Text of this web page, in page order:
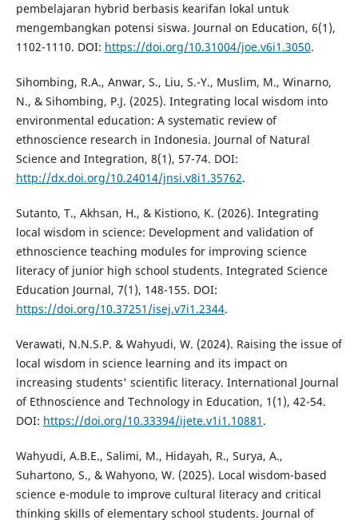
pembelajaran hybrid berbasis kearifan lokal untuk
mengembangkan potensi siswa. Journal on Education, 6(1),
1102-1110. DOI: https://doi.org/10.31004/joe.v6i1.3050.
Sihombing, R.A., Anwar, S., Liu, S.-Y., Muslim, M., Winarno,
N., & Sihombing, P.J. (2025). Integrating local wisdom into
environmental education: A systematic review of
ethnoscience research in Indonesia. Journal of Natural
Science and Integration, 8(1), 57-74. DOI:
http://dx.doi.org/10.24014/jnsi.v8i1.35762.
Sutanto, T., Akhsan, H., & Kistiono, K. (2026). Integrating
local wisdom in science: Development and validation of
ethnoscience teaching modules for improving science
literacy of junior high school students. Integrated Science
Education Journal, 7(1), 148-155. DOI:
https://doi.org/10.37251/isej.v7i1.2344.
Verawati, N.N.S.P. & Wahyudi, W. (2024). Raising the issue of
local wisdom in science learning and its impact on
increasing students' scientific literacy. International Journal
of Ethnoscience and Technology in Education, 1(1), 42-54.
DOI: https://doi.org/10.33394/ijete.v1i1.10881 .
Wahyudi, A.B.E., Salimi, M., Hidayah, R., Surya, A.,
Suhartono, S., & Wahyono, W. (2025). Local wisdom-based
science e-module to improve cultural literacy and critical
thinking skills of elementary school students. Journal of